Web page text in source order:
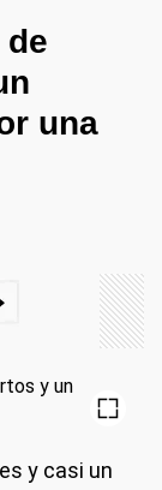
una
y casi un